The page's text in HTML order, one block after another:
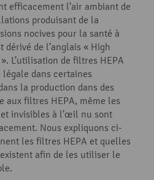
efficacement l’air ambiant de
produisant de la
nocives pour la santé à
de l’anglais « High
L’utilisation de filtres HEPA
dans certaines
la production dans des
aux filtres HEPA, même les
invisibles à l’œil nu sont
Nous expliquons ci-
les filtres HEPA et quelles
afin de les utiliser le